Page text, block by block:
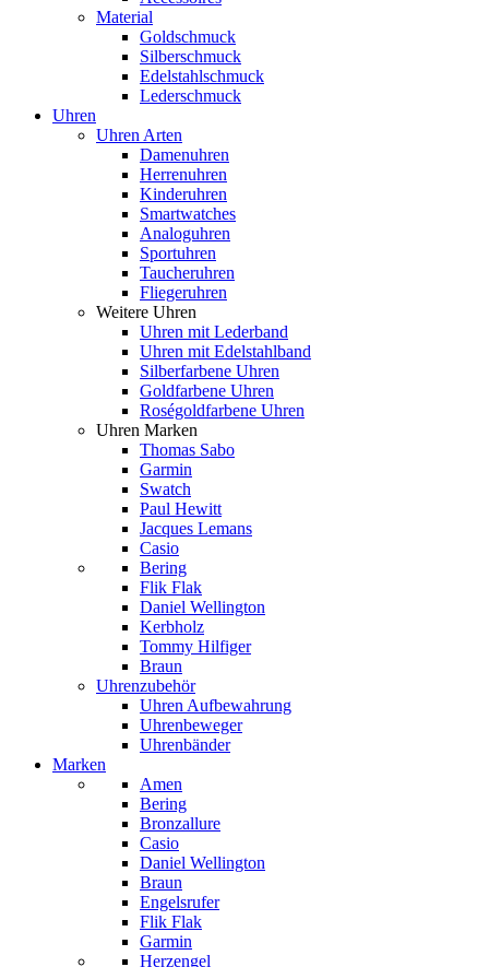
Material
Goldschmuck
Silberschmuck
Edelstahlschmuck
Lederschmuck
Uhren
Uhren Arten
Damenuhren
Herrenuhren
Kinderuhren
Smartwatches
Analoguhren
Sportuhren
Taucheruhren
Fliegeruhren
Weitere Uhren
Uhren mit Lederband
Uhren mit Edelstahlband
Silberfarbene Uhren
Goldfarbene Uhren
Roségoldfarbene Uhren
Uhren Marken
Thomas Sabo
Garmin
Swatch
Paul Hewitt
Jacques Lemans
Casio
Bering
Flik Flak
Daniel Wellington
Kerbholz
Tommy Hilfiger
Braun
Uhrenzubehör
Uhren Aufbewahrung
Uhrenbeweger
Uhrenbänder
Marken
Amen
Bering
Bronzallure
Casio
Daniel Wellington
Braun
Engelsrufer
Flik Flak
Garmin
Herzengel